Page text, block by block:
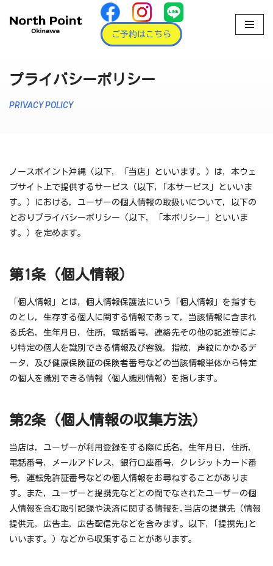
ン
へ
プ
ご予約はこちら
プライバシーポリシー
PRIVACY POLICY
ノースポイント沖縄（以下，「当店」といいます。）は，本ウェ
ブサイト上で提供するサービス（以下,「本サービス」といいま
す。）における，ユーザーの個人情報の取扱いについて，以下の
とおりプライバシーポリシー（以下，「本ポリシー」といいま
す。）を定めます。
第1条（個人情報）
「個人情報」とは，個人情報保護法にいう「個人情報」を指すも
のとし，生存する個人に関する情報であって，当該情報に含まれ
る氏名，生年月日，住所，電話番号，連絡先その他の記述等によ
り特定の個人を識別できる情報及び容貌，指紋，声紋にかかるデ
ータ，及び健康保険証の保険者番号などの当該情報単体から特定
の個人を識別できる情報（個人識別情報）を指します。
第2条（個人情報の収集方法）
当店は，ユーザーが利用登録をする際に氏名，生年月日，住所，
電話番号，メールアドレス，銀行口座番号，クレジットカード番
号，運転免許証番号などの個人情報をお尋ねすることがありま
す。また，ユーザーと提携先などとの間でなされたユーザーの個
人情報を含む取引記録や決済に関する情報を,当店の提携先（情報
提供元，広告主，広告配信先などを含みます。以下，｢提携先｣と
いいます。）などから収集することがあります。